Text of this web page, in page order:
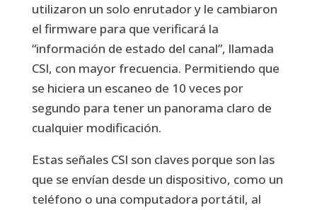
utilizaron un solo enrutador y le cambiaron
el firmware para que verificará la
“información de estado del canal”, llamada
CSI, con mayor frecuencia. Permitiendo que
se hiciera un escaneo de 10 veces por
segundo para tener un panorama claro de
cualquier modificación.
Estas señales CSI son claves porque son las
que se envían desde un dispositivo, como un
teléfono o una computadora portátil, al